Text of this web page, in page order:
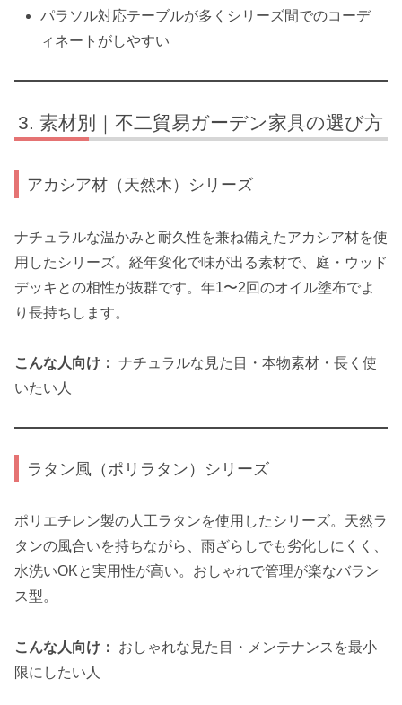
パラソル対応テーブルが多くシリーズ間でのコーデ
ィネートがしやすい
素材別｜不二貿易ガーデン家具の選び方
アカシア材（天然木）シリーズ
ナチュラルな温かみと耐久性を兼ね備えたアカシア材を使
用したシリーズ。経年変化で味が出る素材で、庭・ウッド
デッキとの相性が抜群です。年1〜2回のオイル塗布でよ
り長持ちします。
こんな人向け： ナチュラルな見た目・本物素材・長く使
いたい人
ラタン風（ポリラタン）シリーズ
ポリエチレン製の人工ラタンを使用したシリーズ。天然ラ
タンの風合いを持ちながら、雨ざらしでも劣化しにくく、
水洗いOKと実用性が高い。おしゃれで管理が楽なバラン
ス型。
こんな人向け：
おしゃれな見た目・メンテナンスを最小
限にしたい人